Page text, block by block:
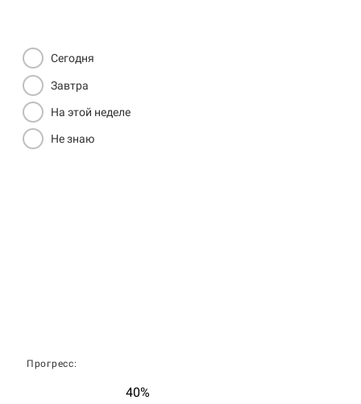
Сегодня
Завтра
На этой неделе
Не знаю
Прогресс:
40%